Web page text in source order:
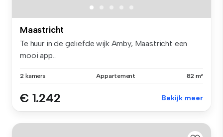
Maastricht
Te huur in de geliefde wijk Amby, Maastricht een
mooi app...
2 kamers Appartement 82 m²
€ 1.242 Bekijk meer